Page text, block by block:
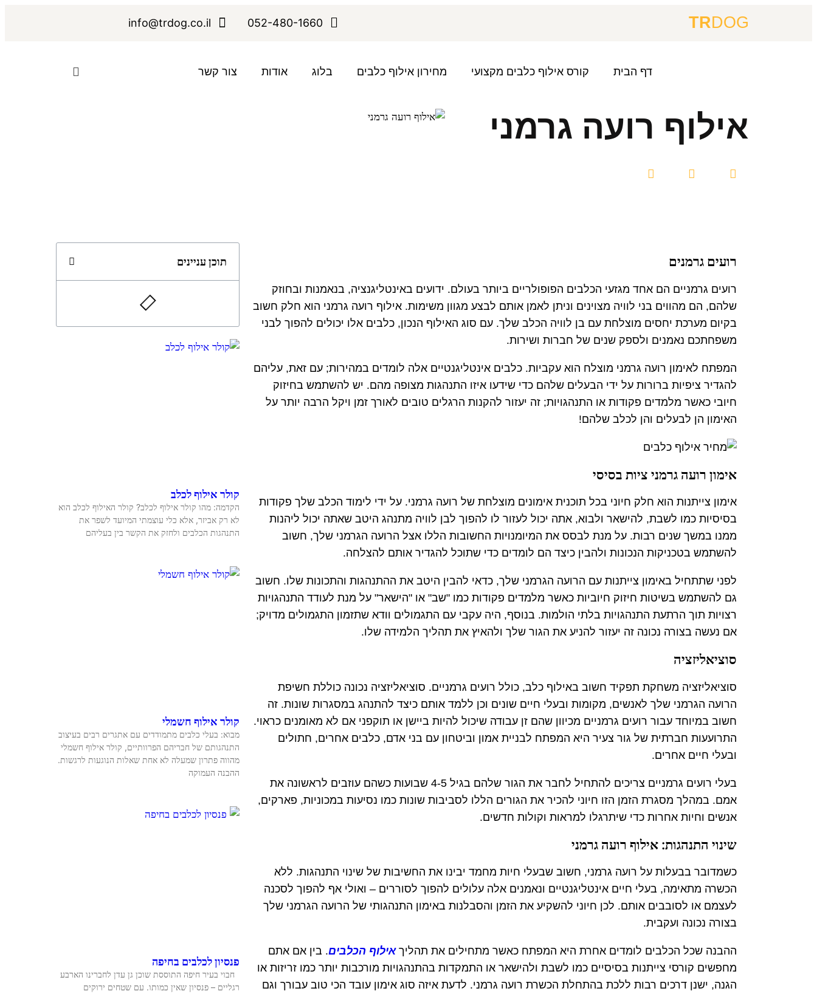
TRDOG
052-480-1660
info@trdog.co.il
דף הבית קורס אילוף כלבים מקצועי מחירון אילוף כלבים בלוג אודות צור קשר
אילוף רועה גרמני
רועים גרמנים
רועים גרמניים הם אחד מגזעי הכלבים הפופולריים ביותר בעולם. ידועים באינטליגנציה, בנאמנות ובחוזק
שלהם, הם מהווים בני לוויה מצוינים וניתן לאמן אותם לבצע מגוון משימות. אילוף רועה גרמני הוא חלק חשוב
בקיום מערכת יחסים מוצלחת עם בן לוויה הכלב שלך. עם סוג האילוף הנכון, כלבים אלו יכולים להפוך לבני
משפחתכם נאמנים ולספק שנים של חברות ושירות.
המפתח לאימון רועה גרמני מוצלח הוא עקביות. כלבים אינטליגנטיים אלה לומדים במהירות; עם זאת, עליהם
להגדיר ציפיות ברורות על ידי הבעלים שלהם כדי שידעו איזו התנהגות מצופה מהם. יש להשתמש בחיזוק
חיובי כאשר מלמדים פקודות או התנהגויות; זה יעזור להקנות הרגלים טובים לאורך זמן ויקל הרבה יותר על
האימון הן לבעלים והן לכלב שלהם!
אימון רועה גרמני ציות בסיסי
אימון צייתנות הוא חלק חיוני בכל תוכנית אימונים מוצלחת של רועה גרמני. על ידי לימוד הכלב שלך פקודות
בסיסיות כמו לשבת, להישאר ולבוא, אתה יכול לעזור לו להפוך לבן לוויה מתנהג היטב שאתה יכול ליהנות
ממנו במשך שנים רבות. על מנת לבסס את המיומנויות החשובות הללו אצל הרועה הגרמני שלך, חשוב
להשתמש בטכניקות הנכונות ולהבין כיצד הם לומדים כדי שתוכל להגדיר אותם להצלחה.
לפני שתתחיל באימון צייתנות עם הרועה הגרמני שלך, כדאי להבין היטב את ההתנהגות והתכונות שלו. חשוב
גם להשתמש בשיטות חיזוק חיוביות כאשר מלמדים פקודות כמו "שב" או "הישאר" על מנת לעודד התנהגויות
רצויות תוך הרתעת התנהגויות בלתי הולמות. בנוסף, היה עקבי עם התגמולים וודא שתזמון התגמולים מדויק;
אם נעשה בצורה נכונה זה יעזור להניע את הגור שלך ולהאיץ את תהליך הלמידה שלו.
סוציאליזציה
סוציאליזציה משחקת תפקיד חשוב באילוף כלב, כולל רועים גרמניים. סוציאליזציה נכונה כוללת חשיפת
הרועה הגרמני שלך לאנשים, מקומות ובעלי חיים שונים וכן ללמד אותם כיצד להתנהג במסגרות שונות. זה
חשוב במיוחד עבור רועים גרמניים מכיוון שהם זן עבודה שיכול להיות ביישן או תוקפני אם לא מאומנים כראוי.
התרועעות חברתית של גור צעיר היא המפתח לבניית אמון וביטחון עם בני אדם, כלבים אחרים, חתולים
ובעלי חיים אחרים.
בעלי רועים גרמניים צריכים להתחיל לחבר את הגור שלהם בגיל 4-5 שבועות כשהם עוזבים לראשונה את
אמם. במהלך מסגרת הזמן הזו חיוני להכיר את הגורים הללו לסביבות שונות כמו נסיעות במכוניות, פארקים,
אנשים וחיות אחרות כדי שיתרגלו למראות וקולות חדשים.
שינוי התנהגות: אילוף רועה גרמני
כשמדובר בבעלות על רועה גרמני, חשוב שבעלי חיות מחמד יבינו את החשיבות של שינוי התנהגות. ללא
הכשרה מתאימה, בעלי חיים אינטליגנטיים ונאמנים אלה עלולים להפוך לסוררים – ואולי אף להפוך לסכנה
לעצמם או לסובבים אותם. לכן חיוני להשקיע את הזמן והסבלנות באימון התנהגותי של הרועה הגרמני שלך
בצורה נכונה ועקבית.
ההבנה שכל הכלבים לומדים אחרת היא המפתח כאשר מתחילים את תהליךאילוף הכלבים. בין אם אתם
מחפשים קורסי צייתנות בסיסיים כמו לשבת ולהישאר או התמקדות בהתנהגויות מורכבות יותר כמו זריזות או
הגנה, ישנן דרכים רבות ללכת בהתחלת הכשרת רועה גרמני. לדעת איזה סוג אימון עובד הכי טוב עבורך וגם
תוכן עניינים
קולר אילוף לכלב
הקדמה: מהו קולר אילוף לכלב? קולר האילוף לכלב הוא
לא רק אביזר, אלא כלי עוצמתי המיועד לשפר את
התנהגות הכלבים ולחזק את הקשר בין בעליהם
קולר אילוף חשמלי
מבוא: בעלי כלבים מתמודדים עם אתגרים רבים בעיצוב
התנהגותם של חבריהם הפרוותיים, קולר אילוף חשמלי
מהווה פתרון שמעלה לא אחת שאלות הנוגעות לרגשות.
ההבנה העמוקה
פנסיון לכלבים בחיפה
חבוי בעיר חיפה התוססת שוכן גן עדן לחברינו הארבע
רגליים – פנסיון שאין כמותו. עם שטחים ירוקים